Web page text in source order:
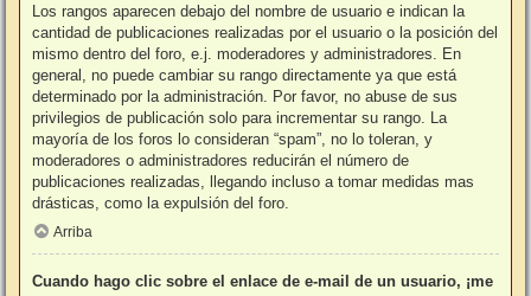
Los rangos aparecen debajo del nombre de usuario e indican la
cantidad de publicaciones realizadas por el usuario o la posición del
mismo dentro del foro, e.j. moderadores y administradores. En
general, no puede cambiar su rango directamente ya que está
determinado por la administración. Por favor, no abuse de sus
privilegios de publicación solo para incrementar su rango. La
mayoría de los foros lo consideran “spam”, no lo toleran, y
moderadores o administradores reducirán el número de
publicaciones realizadas, llegando incluso a tomar medidas mas
drásticas, como la expulsión del foro.
Arriba
Cuando hago clic sobre el enlace de e-mail de un usuario, ¡me